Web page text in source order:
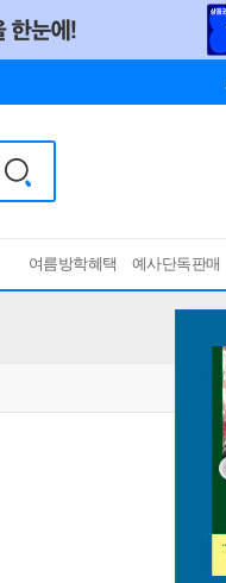
여름방학혜택 예사단독판매